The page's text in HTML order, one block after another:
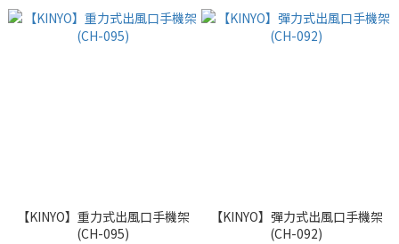
【KINYO】重力式出風口手機架
(CH-095)
【KINYO】彈力式出風口手機架
(CH-092)